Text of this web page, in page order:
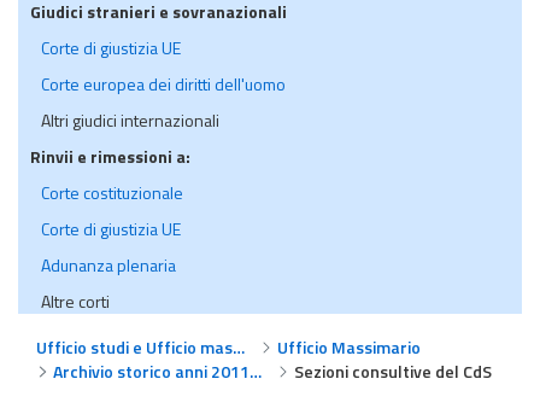
Giudici stranieri e sovranazionali
Corte di giustizia UE
Corte europea dei diritti dell'uomo
Altri giudici internazionali
Rinvii e rimessioni a:
Corte costituzionale
Corte di giustizia UE
Adunanza plenaria
Altre corti
Ufficio studi e Ufficio massimario
Ufficio Massimario
Archivio storico anni 2011-2015
Sezioni consultive del CdS